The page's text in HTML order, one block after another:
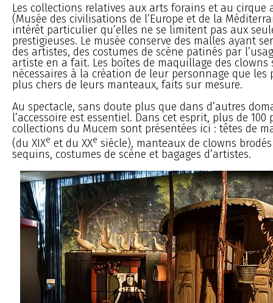
Les collections relatives aux arts forains et au cirque
(Musée des civilisations de l’Europe et de la
intérêt particulier qu’elles ne se limitent pas aux
prestigieuses. Le musée conserve des malles ayant
des artistes, des costumes de scène patinés par
artiste en a fait. Les boîtes de maquillage des
nécessaires à la création de leur personnage que
plus chers de leurs manteaux, faits sur mesure.
Au spectacle, sans doute plus que dans d’autres
l’accessoire est essentiel. Dans cet esprit, plus de 100
collections du Mucem sont présentées ici : têtes de
(du XIXe et du XXe siècle), manteaux de clowns
sequins, costumes de scène et bagages d’artistes.